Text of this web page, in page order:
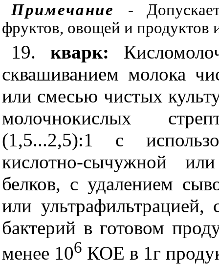
Примечание -
фруктов, овощей и продуктов
19. кварк:
сквашиванием молока
или смесью чистых
молочнокислых
(1,5...2,5):1 с
кислотно-сычужной
белков, с удалением
или
бактерий в готовом
менее 106 КОЕ в 1г